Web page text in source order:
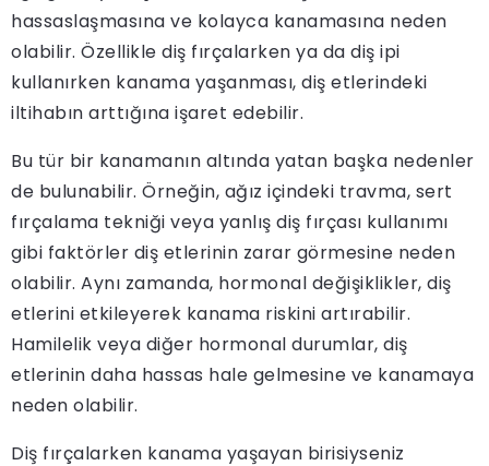
hassaslaşmasına ve kolayca kanamasına neden
olabilir. Özellikle diş fırçalarken ya da diş ipi
kullanırken kanama yaşanması, diş etlerindeki
iltihabın arttığına işaret edebilir.
Bu tür bir kanamanın altında yatan başka nedenler
de bulunabilir. Örneğin, ağız içindeki travma, sert
fırçalama tekniği veya yanlış diş fırçası kullanımı
gibi faktörler diş etlerinin zarar görmesine neden
olabilir. Aynı zamanda, hormonal değişiklikler, diş
etlerini etkileyerek kanama riskini artırabilir.
Hamilelik veya diğer hormonal durumlar, diş
etlerinin daha hassas hale gelmesine ve kanamaya
neden olabilir.
Diş fırçalarken kanama yaşayan birisiyseniz